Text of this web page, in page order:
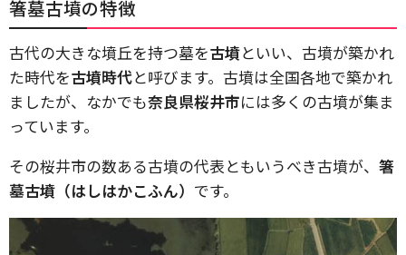
箸墓古墳の特徴
古代の大きな墳丘を持つ墓を古墳といい、古墳が築かれ
た時代を古墳時代と呼びます。古墳は全国各地で築かれ
ましたが、なかでも奈良県桜井市には多くの古墳が集ま
っています。
その桜井市の数ある古墳の代表ともいうべき古墳が、 箸
墓古墳（はしはかこふん） です。